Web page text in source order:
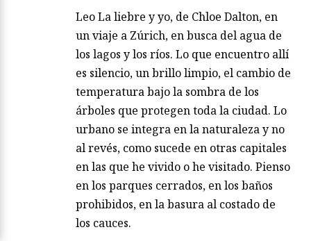
Leo La liebre y yo, de Chloe Dalton, en
un viaje a Zúrich, en busca del agua de
los lagos y los ríos. Lo que encuentro allí
es silencio, un brillo limpio, el cambio de
temperatura bajo la sombra de los
árboles que protegen toda la ciudad. Lo
urbano se integra en la naturaleza y no
al revés, como sucede en otras capitales
en las que he vivido o he visitado. Pienso
en los parques cerrados, en los baños
prohibidos, en la basura al costado de
los cauces.